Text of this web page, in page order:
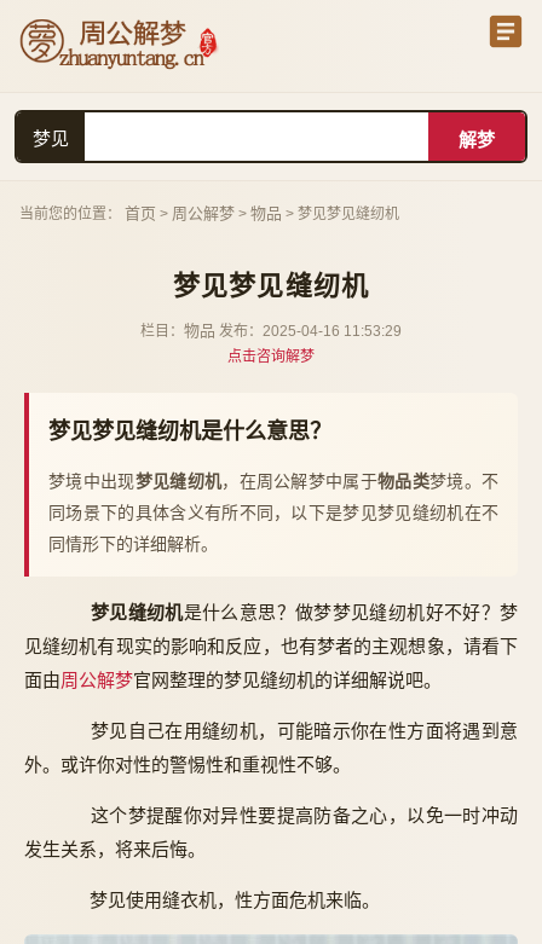
梦见
当前您的位置： 首页 > 周公解梦 > 物品 > 梦见梦见缝纫机
梦见梦见缝纫机
栏目： 物品 发布：2025-04-16 11:53:29
点击咨询解梦
梦见梦见缝纫机是什么意思？
梦境中出现梦见缝纫机，在周公解梦中属于物品类梦境。不
同场景下的具体含义有所不同，以下是梦见梦见缝纫机在不
同情形下的详细解析。
梦见缝纫机是什么意思？做梦梦见缝纫机好不好？梦
见缝纫机有现实的影响和反应，也有梦者的主观想象，请看下
面由周公解梦官网整理的梦见缝纫机的详细解说吧。
梦见自己在用缝纫机，可能暗示你在性方面将遇到意
外。或许你对性的警惕性和重视性不够。
这个梦提醒你对异性要提高防备之心，以免一时冲动
发生关系，将来后悔。
梦见使用缝衣机，性方面危机来临。